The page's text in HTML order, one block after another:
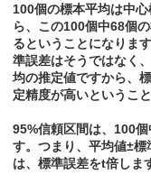
100個の標本平均は中
ら、この100個中68個
るということになりま
準誤差はそうではなく
均の推定値ですから、
定精度が高いというこ
95%信頼区間は、100
す。つまり、平均値±
は、標準誤差をt倍しま